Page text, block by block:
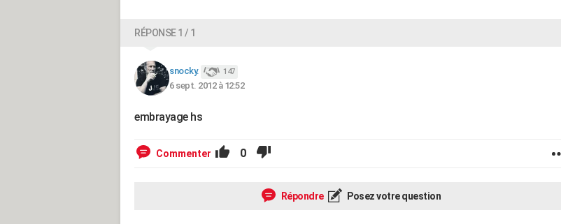
RÉPONSE 1 / 1
snocky. 147
6 sept. 2012 à 12:52
embrayage hs
Commenter 0
Répondre Posez votre question